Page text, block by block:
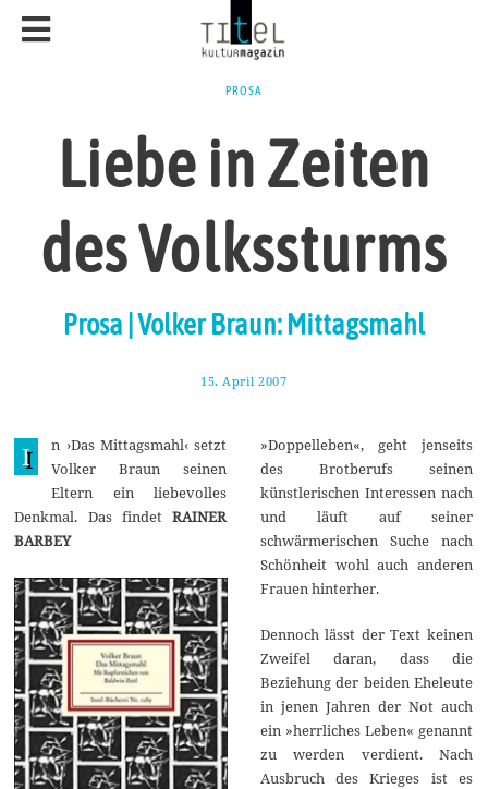
PROSA
Liebe in Zeiten
des Volkssturms
Prosa | Volker Braun: Mittagsmahl
15. April 2007
l
0
I
n ›Das Mittagsmahl‹ setzt
Volker Braun seinen
Eltern ein liebevolles
Denkmal. Das findetRAINER
BARBEY
»Doppelleben«, geht jenseits
des Brotberufs seinen
künstlerischen Interessen nach
und läuft auf seiner
schwärmerischen Suche nach
Schönheit wohl auch anderen
Frauen hinterher.
Dennoch lässt der Text keinen
Zweifel daran, dass die
Beziehung der beiden Eheleute
in jenen Jahren der Not auch
ein »herrliches Leben« genannt
zu werden verdient. Nach
Ausbruch des Krieges ist es